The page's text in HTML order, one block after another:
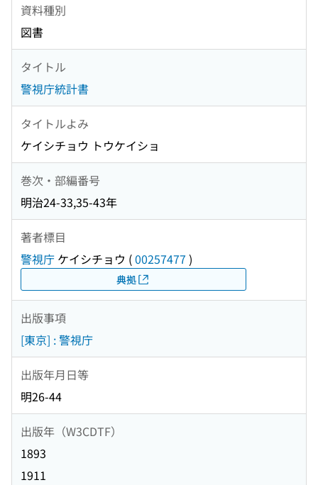
資料種別
図書
タイトル
警視庁統計書
タイトルよみ
ケイシチョウ トウケイショ
巻次・部編番号
明治24-33,35-43年
著者標目
警視庁 ケイシチョウ (00257477 )
典拠
出版事項
[東京] : 警視庁
出版年月日等
明26-44
出版年（W3CDTF）
1893
1911